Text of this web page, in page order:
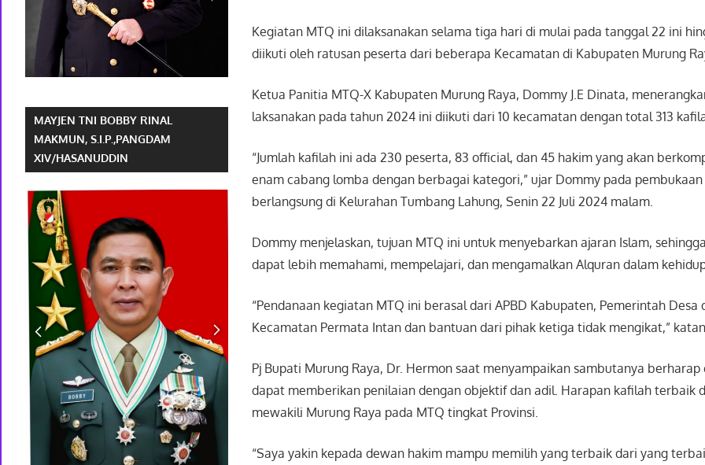
Kegiatan MTQ ini dilaksanakan selama tiga hari di mulai pada tanggal 22 ini
diikuti oleh ratusan peserta dari beberapa Kecamatan di Kabupaten Murung
Ketua Panitia MTQ-X Kabupaten Murung Raya, Dommy J.E Dinata,
laksanakan pada tahun 2024 ini diikuti dari 10 kecamatan dengan total 313
“Jumlah kafilah ini ada 230 peserta, 83 official, dan 45 hakim yang akan
enam cabang lomba dengan berbagai kategori,” ujar Dommy pada
berlangsung di Kelurahan Tumbang Lahung, Senin 22 Juli 2024 malam.
Dommy menjelaskan, tujuan MTQ ini untuk menyebarkan ajaran Islam,
dapat lebih memahami, mempelajari, dan mengamalkan Alquran dalam
“Pendanaan kegiatan MTQ ini berasal dari APBD Kabupaten, Pemerintah Desa
Kecamatan Permata Intan dan bantuan dari pihak ketiga tidak mengikat,”
Pj Bupati Murung Raya, Dr. Hermon saat menyampaikan sambutanya
dapat memberikan penilaian dengan objektif dan adil. Harapan kafilah terbaik
mewakili Murung Raya pada MTQ tingkat Provinsi.
“Saya yakin kepada dewan hakim mampu memilih yang terbaik dari yang
MAYJEN TNI BOBBY RINAL
MAKMUN, S.I.P.,PANGDAM
XIV/HASANUDDIN